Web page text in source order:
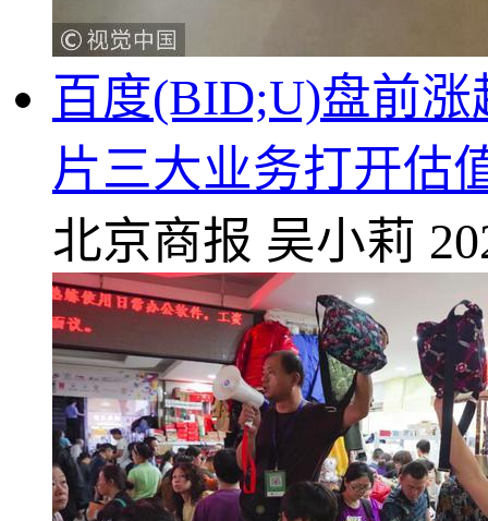
百度(BID;U)盘前
片三大业务打开估
北京商报 吴小莉